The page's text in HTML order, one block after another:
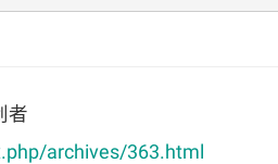
者
archives/363.html